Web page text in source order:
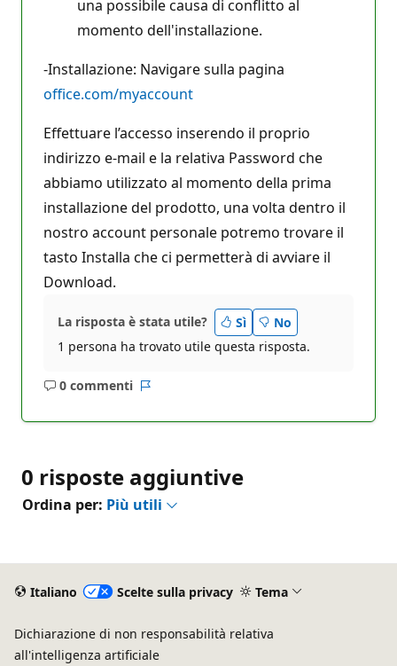
una possibile causa di conflitto al
momento dell'installazione.
-Installazione: Navigare sulla pagina
office.com/myaccount
Effettuare l’accesso inserendo il proprio
indirizzo e-mail e la relativa Password che
abbiamo utilizzato al momento della prima
installazione del prodotto, una volta dentro il
nostro account personale potremo trovare il
tasto Installa che ci permetterà di avviare il
Download.
La risposta è stata utile? Sì
No
1 persona ha trovato utile questa risposta.
0 commenti
Nessun
0 risposte aggiuntive
Ordina per: Più utili
Italiano Scelte sulla privacy Tema
Dichiarazione di non responsabilità relativa
all'intelligenza artificiale